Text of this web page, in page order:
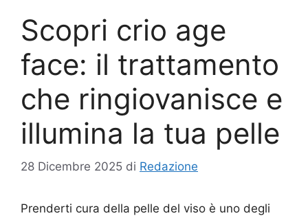
Scopri crio age
face: il trattamento
che ringiovanisce e
illumina la tua pelle
28 Dicembre 2025 di Redazione
Prenderti cura della pelle del viso è uno degli